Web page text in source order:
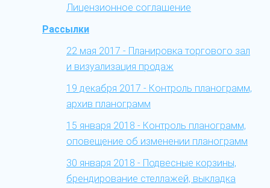
Лицензионное соглашение
Рассылки
22 мая 2017 - Планировка торгового зал
и визуализация продаж
19 декабря 2017 - Контроль планограмм,
архив планограмм
15 января 2018 - Контроль планограмм,
оповещение об изменении планограмм
30 января 2018 - Подвесные корзины,
брендирование стеллажей, выкладка